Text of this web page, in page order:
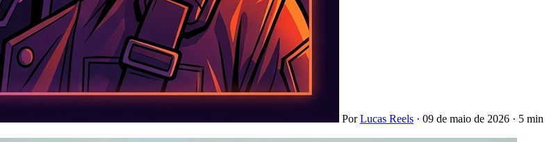
PorLucas Reels · 09 de maio de 2026 · 5 min